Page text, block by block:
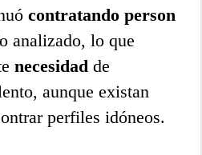
contratando person
analizado, lo que
necesidad de
aunque existan
perfiles idóneos.